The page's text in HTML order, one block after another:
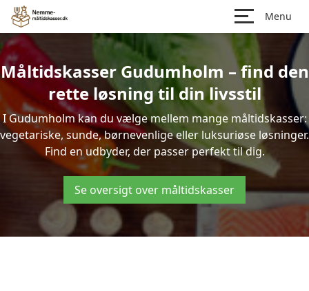
Menu
Måltidskasser Gudumholm – find den
rette løsning til din livsstil
I Gudumholm kan du vælge mellem mange måltidskasser:
vegetariske, sunde, børnevenlige eller luksuriøse løsninger.
Find en udbyder, der passer perfekt til dig.
Se oversigt over måltidskasser